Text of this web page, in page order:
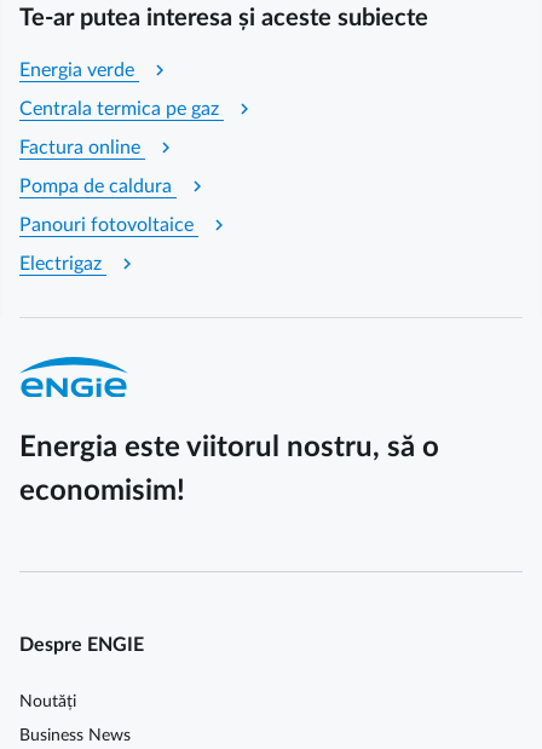
Te-ar putea interesa și aceste subiecte
Energia verde chevron_right
Centrala termica pe gaz chevron_right
Factura online chevron_right
Pompa de caldura chevron_right
Panouri fotovoltaice chevron_right
Electrigaz chevron_right
Energia este viitorul nostru, să o
economisim!
Despre ENGIE
Noutăți
Business News